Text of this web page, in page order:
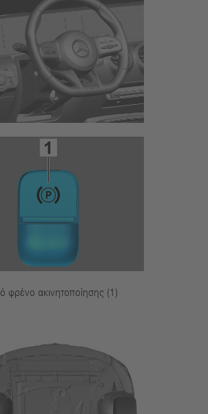
φρένο ακινητοποίησης (1)